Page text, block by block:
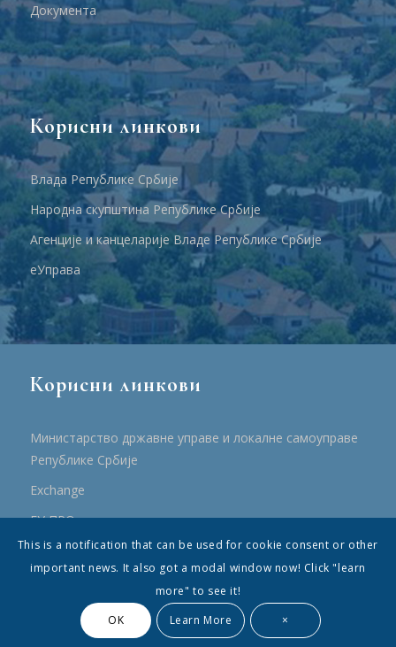
Документа
Корисни линкови
Влада Републике Србије
Народна скупштина Републике Србије
Агенције и канцеларије Владе Републике Србије
еУправа
Корисни линкови
Министарство државне управе и локалне самоуправе
Републике Србије
Еxchange
ЕУ ПРО
ПРРР
© Општина Топола - Сва права су садржана
This is a notification that can be used for cookie consent or other
important news. It also got a modal window now! Click "learn
more" to see it!
OK
Learn More ×